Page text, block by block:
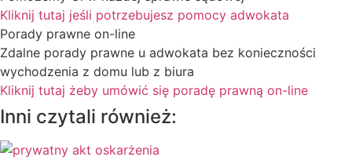
Kliknij tutaj jeśli potrzebujesz pomocy adwokata
Porady prawne on-line
Zdalne porady prawne u adwokata bez konieczności
wychodzenia z domu lub z biura
Kliknij tutaj żeby umówić się poradę prawną on-line
Inni czytali również: